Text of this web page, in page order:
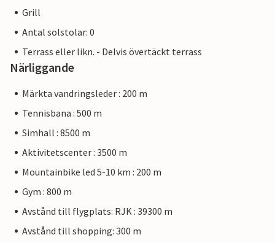
Grill
Antal solstolar: 0
Terrass eller likn. - Delvis övertäckt terrass
Närliggande
Märkta vandringsleder : 200 m
Tennisbana : 500 m
Simhall : 8500 m
Aktivitetscenter : 3500 m
Mountainbike led 5-10 km : 200 m
Gym : 800 m
Avstånd till flygplats: RJK : 39300 m
Avstånd till shopping: 300 m